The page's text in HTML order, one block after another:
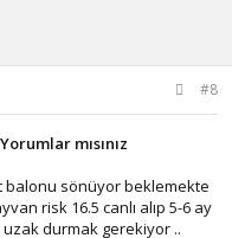
#8
mısınız
balonu sönüyor beklemekte
risk 16.5 canlı alıp 5-6 ay
durmak gerekiyor ..